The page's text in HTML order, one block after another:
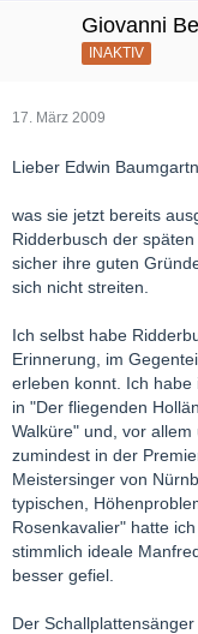
Giovanni
INAKTIV
17. März 2009
Lieber Edwin
was sie jetzt bereits
Ridderbusch der
sicher ihre guten
sich nicht streiten.
Ich selbst habe
Erinnerung, im
erleben konnt. Ich habe
in "Der fliegenden
Walküre" und, vor
zumindest in der
Meistersinger von
typischen,
Rosenkavalier" hatte
stimmlich ideale
besser gefiel.
Der